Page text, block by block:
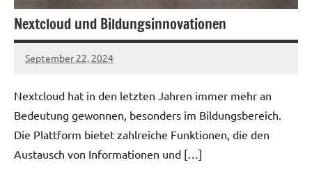
Nextcloud und Bildungsinnovationen
September 22, 2024
admin
Nextcloud hat in den letzten Jahren immer mehr an
Bedeutung gewonnen, besonders im Bildungsbereich.
Die Plattform bietet zahlreiche Funktionen, die den
Austausch von Informationen und […]